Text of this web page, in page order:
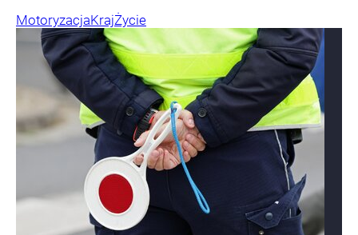
MotoryzacjaKrajŻycie